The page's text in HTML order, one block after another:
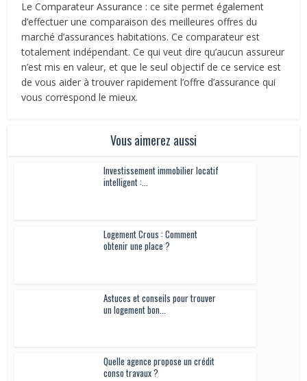
Le Comparateur Assurance : ce site permet également
d’effectuer une comparaison des meilleures offres du
marché d’assurances habitations. Ce comparateur est
totalement indépendant. Ce qui veut dire qu’aucun assureur
n’est mis en valeur, et que le seul objectif de ce service est
de vous aider à trouver rapidement l’offre d’assurance qui
vous correspond le mieux.
Vous aimerez aussi
Investissement immobilier locatif
intelligent :...
Logement Crous : Comment
obtenir une place ?
Astuces et conseils pour trouver
un logement bon...
Quelle agence propose un crédit
conso travaux ?